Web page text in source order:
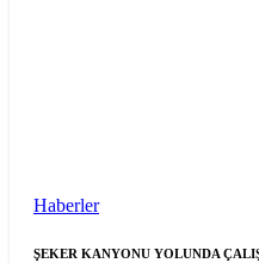
Haberler
ŞEKER KANYONU YOLUNDA